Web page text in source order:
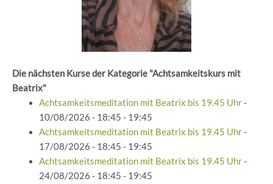
Die nächsten Kurse der Kategorie "Achtsamkeitskurs mit
Beatrix"
Achtsamkeitsmeditation mit Beatrix bis 19.45 Uhr-
10/08/2026 - 18:45 - 19:45
Achtsamkeitsmeditation mit Beatrix bis 19.45 Uhr-
17/08/2026 - 18:45 - 19:45
Achtsamkeitsmeditation mit Beatrix bis 19.45 Uhr-
24/08/2026 - 18:45 - 19:45